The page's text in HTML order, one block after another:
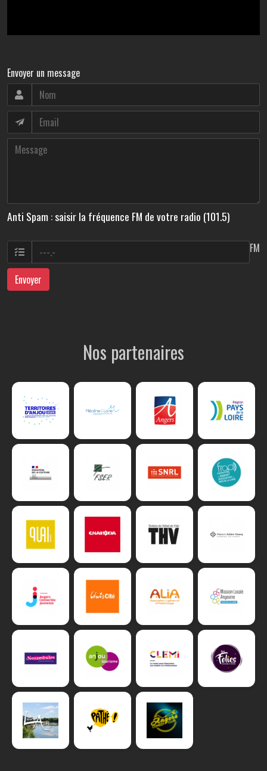
Envoyer un message
Anti Spam : saisir la fréquence FM de votre radio (101.5)
FM
Envoyer
Nos partenaires